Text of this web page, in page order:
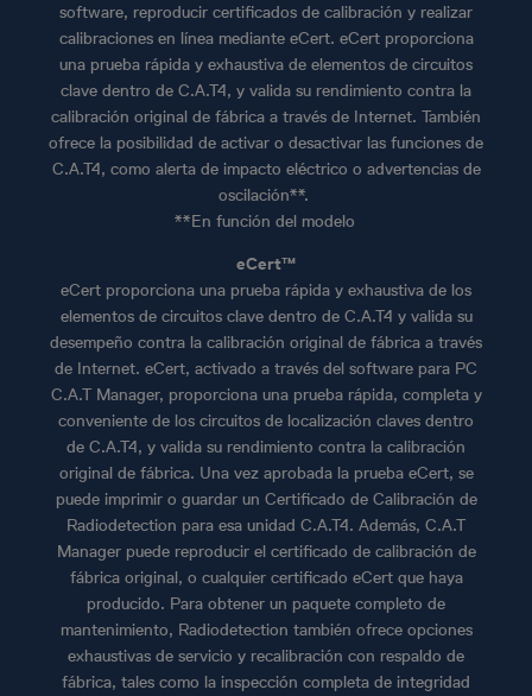
software, reproducir certificados de calibración y realizar
calibraciones en línea mediante eCert. eCert proporciona
una prueba rápida y exhaustiva de elementos de circuitos
clave dentro de C.A.T4, y valida su rendimiento contra la
calibración original de fábrica a través de Internet. También
ofrece la posibilidad de activar o desactivar las funciones de
C.A.T4, como alerta de impacto eléctrico o advertencias de
oscilación**.
**En función del modelo
eCert™
eCert proporciona una prueba rápida y exhaustiva de los
elementos de circuitos clave dentro de C.A.T4 y valida su
desempeño contra la calibración original de fábrica a través
de Internet. eCert, activado a través del software para PC
C.A.T Manager, proporciona una prueba rápida, completa y
conveniente de los circuitos de localización claves dentro
de C.A.T4, y valida su rendimiento contra la calibración
original de fábrica. Una vez aprobada la prueba eCert, se
puede imprimir o guardar un Certificado de Calibración de
Radiodetection para esa unidad C.A.T4. Además, C.A.T
Manager puede reproducir el certificado de calibración de
fábrica original, o cualquier certificado eCert que haya
producido. Para obtener un paquete completo de
mantenimiento, Radiodetection también ofrece opciones
exhaustivas de servicio y recalibración con respaldo de
fábrica, tales como la inspección completa de integridad